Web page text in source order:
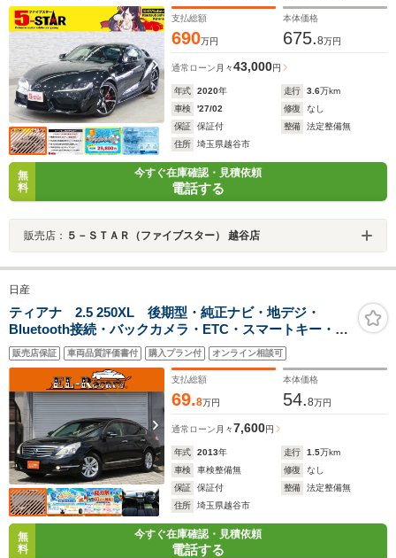
支払総額
690万円
本体価格
675.8万円
通常ローン 月々43,000円
年式 2020年 走行 3.6万km
車検
'27/02 修復
なし
保証
保証付 整備
法定整備無
住所
埼玉県越谷市
無
料
今すぐ在庫確認・見積依頼
電話する
販売店： ５－ＳＴＡＲ（ファイブスター） 越谷店
日産
ティアナ 2.5 250XL 後期型・純正ナビ・地デジ・
Bluetooth接続・バックカメラ・ETC・スマートキー・プ
ッシュスタート・フォグランプ・純正16インチAW・電動
シート・オットマン・ウインカーミラー・オートエアコ
ン・ドアバイザー
販売店保証 車両品質評価書付 購入プラン付 オンライン相談可
支払総額
69.8万円
本体価格
54.8万円
通常ローン 月々7,600円
年式 2013年 走行 1.5万km
車検
車検整備無 修復
なし
保証
保証付 整備
法定整備無
住所
埼玉県越谷市
無
料
今すぐ在庫確認・見積依頼
電話する